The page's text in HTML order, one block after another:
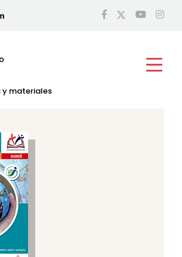
y materiales